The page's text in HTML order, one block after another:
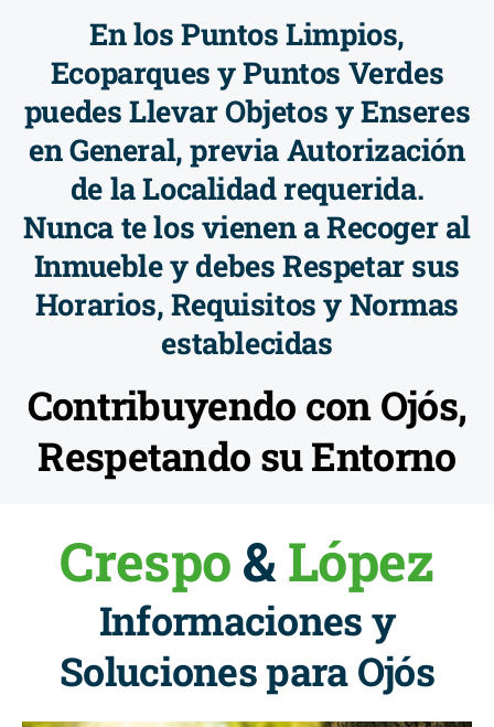
En los Puntos Limpios,
Ecoparques y Puntos Verdes
puedes Llevar Objetos y Enseres
en General, previa Autorización
de la Localidad requerida.
Nunca te los vienen a Recoger al
Inmueble y debes Respetar sus
Horarios, Requisitos y Normas
establecidas
Contribuyendo con Ojós,
Respetando su Entorno
Crespo&López
Informaciones y
Soluciones para Ojós